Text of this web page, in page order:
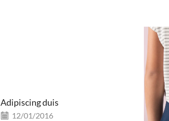
Adipiscing duis
12/01/2016